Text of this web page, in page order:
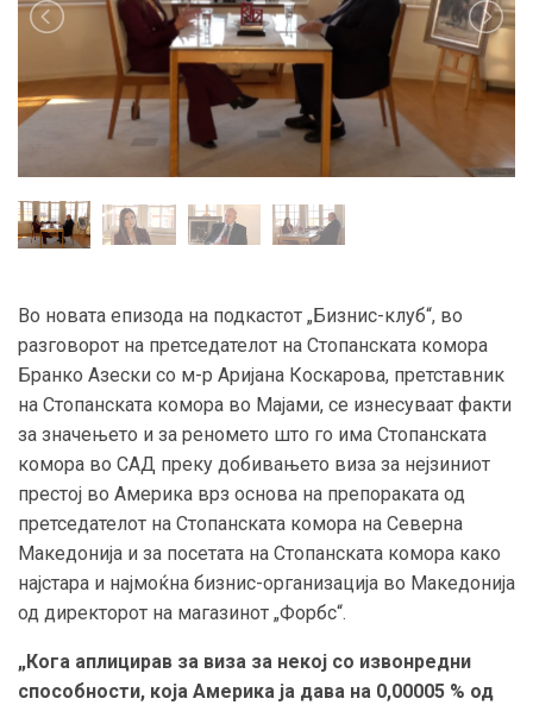
Во новата епизода на подкастот „Бизнис-клуб“, во
разговорот на претседателот на Стопанската комора
Бранко Азески со м-р Аријана Коскарова, претставник
на Стопанската комора во Мајами, се изнесуваат факти
за значењето и за реномето што го има Стопанската
комора во САД преку добивањето виза за нејзиниот
престој во Америка врз основа на препораката од
претседателот на Стопанската комора на Северна
Македонија и за посетата на Стопанската комора како
најстара и најмоќна бизнис-организација во Македонија
од директорот на магазинот „Форбс“.
„Кога аплицирав за виза за некој со извонредни
способности, која Америка ја дава на 0,00005 % од